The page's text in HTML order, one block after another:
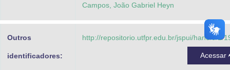
Campos, João Gabriel Heyn
Outros
identificadores:
http://repositorio.utfpr.edu.br/jspui/handle/1/
Acessar